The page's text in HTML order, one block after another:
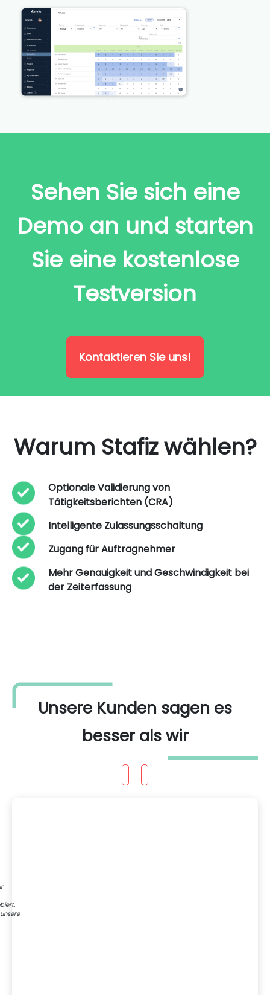
Sehen Sie sich eine
Demo an und starten
Sie eine kostenlose
Testversion
Kontaktieren Sie uns!
Warum Stafiz wählen?
Optionale Validierung von
Tätigkeitsberichten (CRA)
Intelligente Zulassungsschaltung
Zugang für Auftragnehmer
Mehr Genauigkeit und Geschwindigkeit bei
der Zeiterfassung
Unsere Kunden sagen es
besser als wir